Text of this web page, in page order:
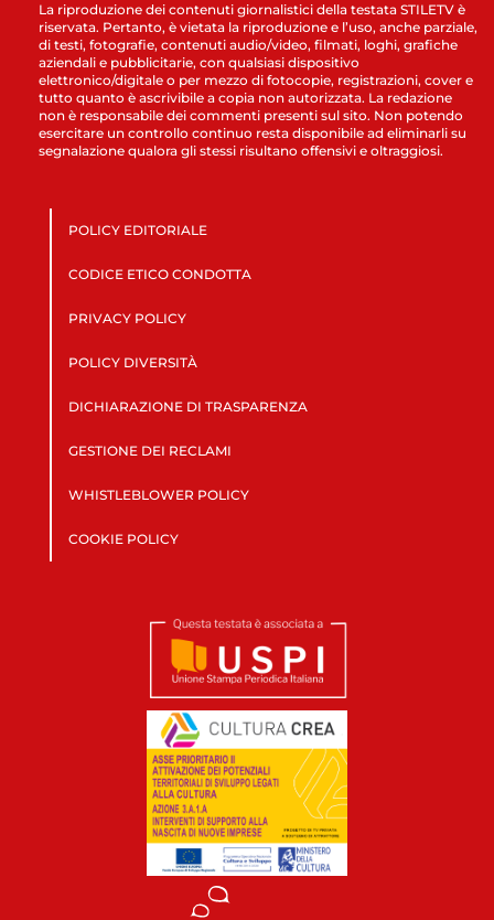
La riproduzione dei contenuti giornalistici della testata STILETV è
riservata. Pertanto, è vietata la riproduzione e l’uso, anche parziale,
di testi, fotografie, contenuti audio/video, filmati, loghi, grafiche
aziendali e pubblicitarie, con qualsiasi dispositivo
elettronico/digitale o per mezzo di fotocopie, registrazioni, cover e
tutto quanto è ascrivibile a copia non autorizzata. La redazione
non è responsabile dei commenti presenti sul sito. Non potendo
esercitare un controllo continuo resta disponibile ad eliminarli su
segnalazione qualora gli stessi risultano offensivi e oltraggiosi.
POLICY EDITORIALE
CODICE ETICO CONDOTTA
PRIVACY POLICY
POLICY DIVERSITÀ
DICHIARAZIONE DI TRASPARENZA
GESTIONE DEI RECLAMI
WHISTLEBLOWER POLICY
COOKIE POLICY